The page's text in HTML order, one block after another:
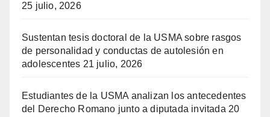
25 julio, 2026
Sustentan tesis doctoral de la USMA sobre rasgos
de personalidad y conductas de autolesión en
adolescentes 21 julio, 2026
Estudiantes de la USMA analizan los antecedentes
del Derecho Romano junto a diputada invitada 20